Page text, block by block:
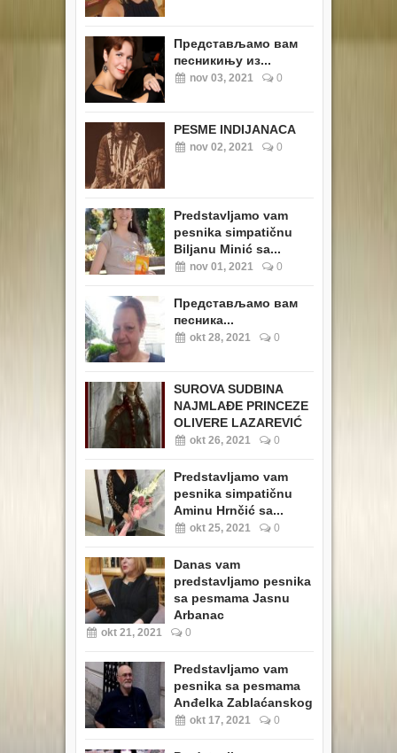
Представљамо вам
песникињу из...
nov 03, 2021 0
PESME INDIJANACA
nov 02, 2021 0
Predstavljamo vam
pesnika simpatičnu
Biljanu Minić sa...
nov 01, 2021 0
Представљамо вам
песника...
okt 28, 2021 0
SUROVA SUDBINA
NAJMLAĐE PRINCEZE
OLIVERE LAZAREVIĆ
okt 26, 2021 0
Predstavljamo vam
pesnika simpatičnu
Aminu Hrnčić sa...
okt 25, 2021 0
Danas vam
predstavljamo pesnika
sa pesmama Jasnu
Arbanac
okt 21, 2021 0
Predstavljamo vam
pesnika sa pesmama
Anđelka Zablaćanskog
okt 17, 2021 0